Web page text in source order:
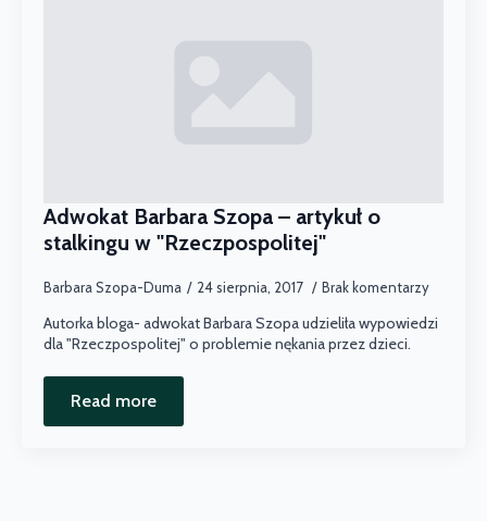
Adwokat Barbara Szopa – artykuł o
stalkingu w "Rzeczpospolitej"
Barbara Szopa-Duma 24 sierpnia, 2017 Brak komentarzy
Autorka bloga- adwokat Barbara Szopa udzieliła wypowiedzi
dla "Rzeczpospolitej" o problemie nękania przez dzieci.
Read more